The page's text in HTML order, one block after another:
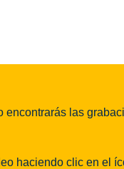
las
haciendo clic en el